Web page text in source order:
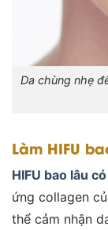
Da chùng nhẹ
Làm HIFU
HIFU bao lâu
ứng collagen
thể cảm nhận